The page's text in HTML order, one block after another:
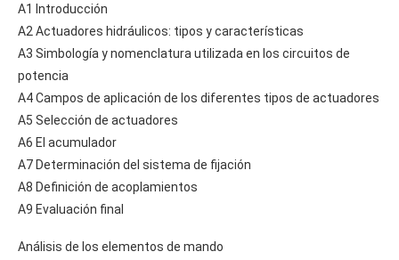
A1 Introducción
A2 Actuadores hidráulicos: tipos y características
A3 Simbología y nomenclatura utilizada en los circuitos de
potencia
A4 Campos de aplicación de los diferentes tipos de actuadores
A5 Selección de actuadores
A6 El acumulador
A7 Determinación del sistema de fijación
A8 Definición de acoplamientos
A9 Evaluación final
Análisis de los elementos de mando